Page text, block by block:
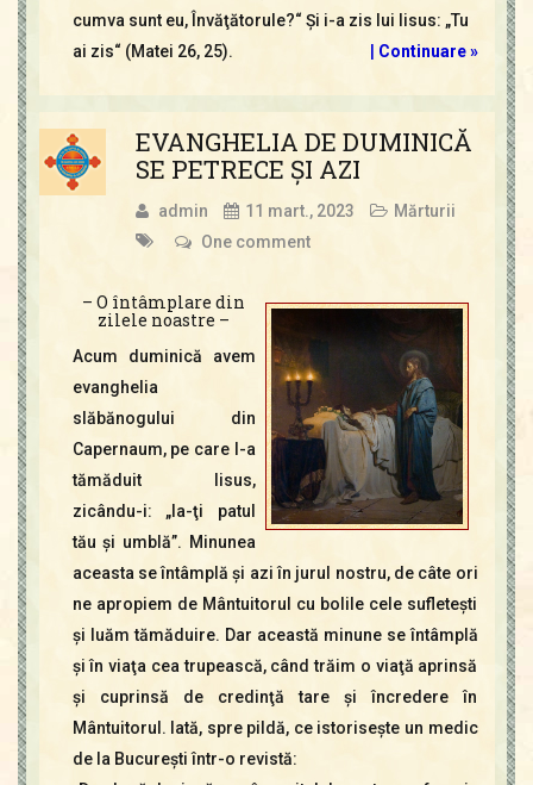
cumva sunt eu, Învăţătorule?“ Şi i-a zis lui Iisus: „Tu
ai zis“ (Matei 26, 25).
Continuare »
EVANGHELIA DE DUMINICĂ
SE PETRECE ŞI AZI
admin 11 mart., 2023
Mărturii
One comment
– O întâmplare din
zilele noastre –
Acum duminică avem
evanghelia
slăbănogului din
Capernaum, pe care l-a
tămăduit Iisus,
zicându-i: „Ia-ţi patul
tău şi umblă”. Minunea
aceasta se întâmplă şi azi în jurul nostru, de câte ori
ne apropiem de Mântuitorul cu bolile cele sufleteşti
şi luăm tămăduire. Dar această minune se întâmplă
şi în viaţa cea trupească, când trăim o viaţă aprinsă
şi cuprinsă de credinţă tare şi încredere în
Mântuitorul. Iată, spre pildă, ce istoriseşte un medic
de la Bucureşti într-o revistă: